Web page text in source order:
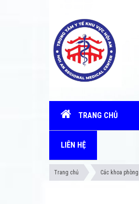
TRANG CHỦ
LIÊN HỆ
Trang chủ Các khoa phòng